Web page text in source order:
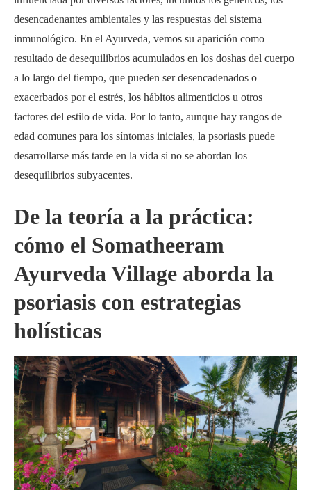
desencadenantes ambientales y las respuestas del sistema
inmunológico. En el Ayurveda, vemos su aparición como
resultado de desequilibrios acumulados en los doshas del cuerpo
a lo largo del tiempo, que pueden ser desencadenados o
exacerbados por el estrés, los hábitos alimenticios u otros
factores del estilo de vida. Por lo tanto, aunque hay rangos de
edad comunes para los síntomas iniciales, la psoriasis puede
desarrollarse más tarde en la vida si no se abordan los
desequilibrios subyacentes.
De la teoría a la práctica:
cómo el Somatheeram
Ayurveda Village aborda la
psoriasis con estrategias
holísticas